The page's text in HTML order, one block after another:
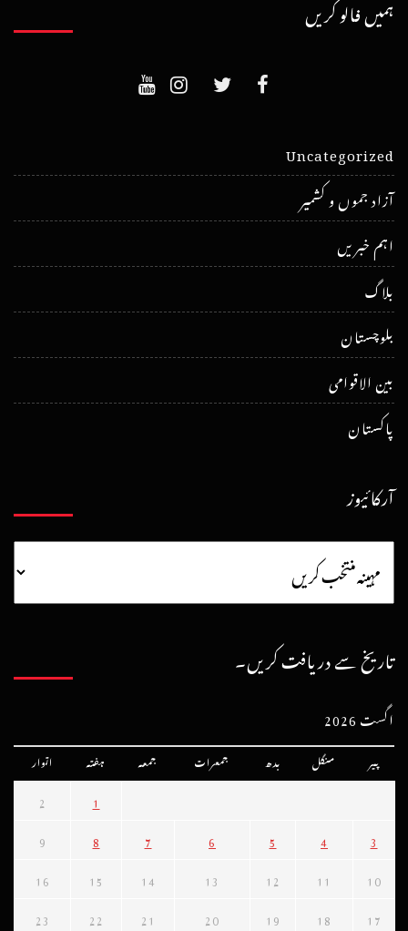
ہمیں فالو کریں
Uncategorized
آزاد جموں و کشمیر
اہم خبریں
بلاگ
بلوچستان
بین الاقوامی
پاکستان
آرکائیوز
تاریخ سے دریافت کریں۔
اگست 2026
پیر منگل بدھ جمعرات جمعہ ہفتہ اتوار
1
2
3
4
5
6
7
8
9
10
11
12
13
14
15
16
17
18
19
20
21
22
23